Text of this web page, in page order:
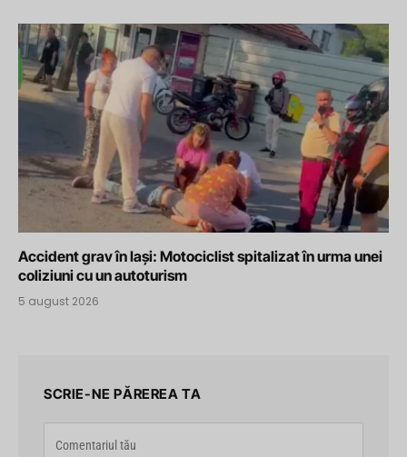
Accident grav în Iași: Motociclist spitalizat în urma unei
coliziuni cu un autoturism
5 august 2026
SCRIE-NE PĂREREA TA